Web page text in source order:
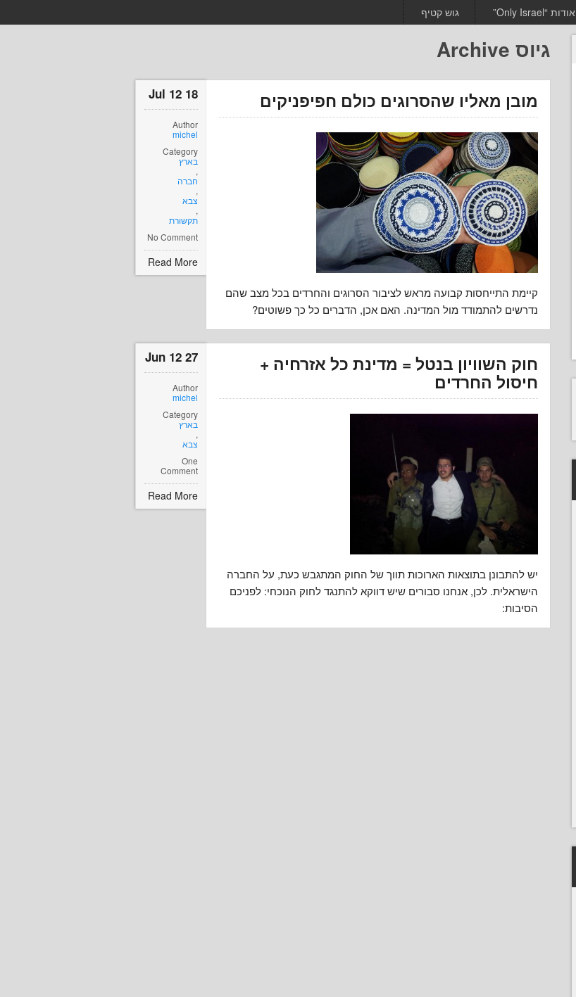
אודות “Only Israel” גוש קטיף
גיוס Archive
מובן מאליו שהסרוגים כולם חפיפניקים
קיימת התייחסות קבועה מראש לציבור הסרוגים והחרדים בכל מצב שהם
נדרשים להתמודד מול המדינה. האם אכן, הדברים כל כך פשוטים?
18 Jul 12
Author
michel
Category
בארץ
,
חברה
,
צבא
,
תקשורת
No Comment
Read More
חוק השוויון בנטל = מדינת כל אזרחיה +
חיסול החרדים
יש להתבונן בתוצאות הארוכות תווך של החוק המתגבש כעת, על החברה
הישראלית. לכן, אנחנו סבורים שיש דווקא להתנגד לחוק הנוכחי: לפניכם
הסיבות:
27 Jun 12
Author
michel
Category
בארץ
,
צבא
One
Comment
Read More